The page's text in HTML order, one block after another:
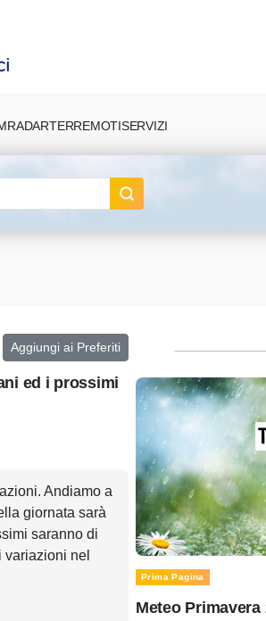
RADARTERREMOTISERVIZI
Aggiungi ai Preferiti
ed i prossimi
Andiamo a
giornata sarà
saranno di
variazioni nel
Prima Pagina
Meteo Primavera